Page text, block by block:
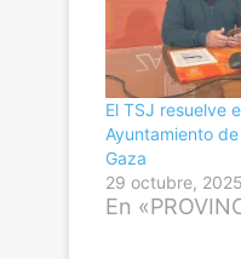
El TSJ resuelve
Ayuntamiento
Gaza
29 octubre, 2025
En